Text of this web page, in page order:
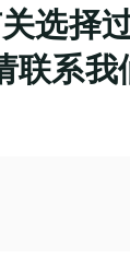
选择
系我